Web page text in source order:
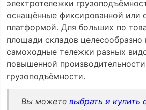
электротележки
оснащённые фиксированной или
платформой. Для больших по
площади складов целесообразно
самоходные тележки разных
повышенной
грузоподъёмности.
Вы можете выбрать и купить